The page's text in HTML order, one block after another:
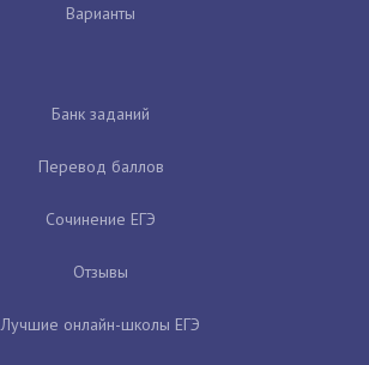
Варианты
Банк заданий
Перевод баллов
Сочинение ЕГЭ
Отзывы
Лучшие онлайн-школы ЕГЭ